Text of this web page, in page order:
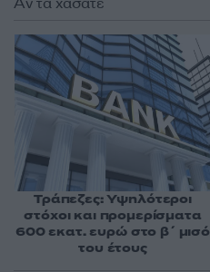
Τράπεζες: Υψηλότεροι
στόχοι και προμερίσματα
600 εκατ. ευρώ στο β΄ μισό
του έτους